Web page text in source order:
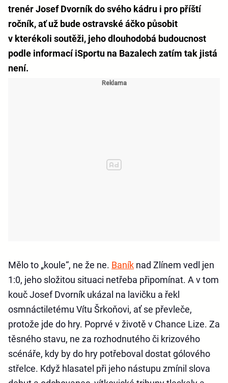
trenér Josef Dvorník do svého kádru i pro příští
ročník, ať už bude ostravské áčko působit
v kterékoli soutěži, jeho dlouhodobá budoucnost
podle informací iSportu na Bazalech zatím tak jistá
není.
Mělo to „koule“, ne že ne. Baník nad Zlínem vedl jen
1:0, jeho složitou situaci netřeba připomínat. A v tom
kouč Josef Dvorník ukázal na lavičku a řekl
osmnáctiletému Vítu Šrkoňovi, ať se převleče,
protože jde do hry. Poprvé v životě v Chance Lize. Za
těsného stavu, ne za rozhodnutého či krizového
scénáře, kdy by do hry potřeboval dostat gólového
střelce. Když hlasatel při jeho nástupu zmínil slova